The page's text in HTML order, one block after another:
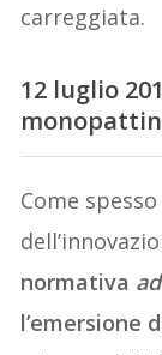
carreggiata.
12 luglio
Come
normativa
l’emersione